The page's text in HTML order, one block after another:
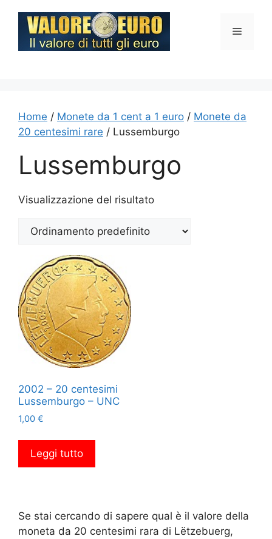
contenuto
Menu
Home / Monete da 1 cent a 1 euro / Monete da
20 centesimi rare / Lussemburgo
Lussemburgo
Visualizzazione del risultato
2002 – 20 centesimi
Lussemburgo – UNC
1,00 €
Leggi tutto
Se stai cercando di sapere qual è il valore della
moneta da 20 centesimi rara di Lëtzebuerg,